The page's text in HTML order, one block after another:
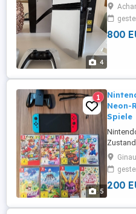
4
800
5
1
Neon-
Spiele
200